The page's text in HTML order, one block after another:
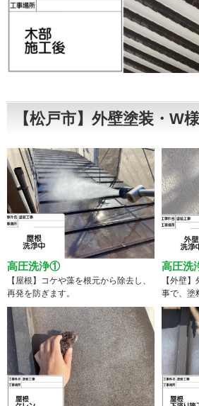
【松戸市】外壁塗装・W
高圧洗浄①
【屋根】コケや藻を根元から除去し、
再発を防ぎます。
高圧洗
【外壁
事で、塗